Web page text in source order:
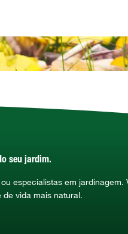
seu jardim.
especialistas em jardinagem.
de vida mais natural.